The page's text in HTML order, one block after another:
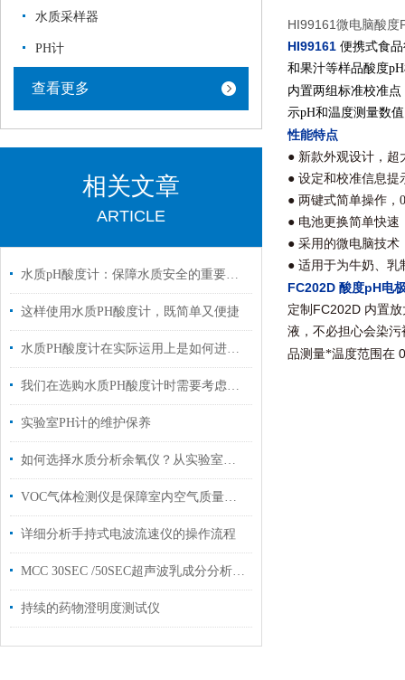
水质采样器
PH计
查看更多
相关文章
ARTICLE
水质pH酸度计：保障水质安全的重要工具
这样使用水质PH酸度计，既简单又便捷
水质PH酸度计在实际运用上是如何进行安装维护的？
我们在选购水质PH酸度计时需要考虑以下几点
实验室PH计的维护保养
如何选择水质分析余氧仪？从实验室到工业场景的选型差异分析
VOC气体检测仪是保障室内空气质量的守护者
详细分析手持式电波流速仪的操作流程
MCC 30SEC /50SEC超声波乳成分分析仪体积参数指标
持续的药物澄明度测试仪
HI99161微电脑酸度
HI99161 便携式食
和果汁等样品酸度
内置两组标准校准点
示pH和温度测量数
性能特点
● 新款外观设计，超
● 设定和校准信息提
● 两键式简单操作，
● 电池更换简单快速
● 采用的微电脑技术
● 适用于为牛奶、乳
FC202D 酸度pH电
定制 FC202D 内置
液，不必担心会染
品测量*温度范围在